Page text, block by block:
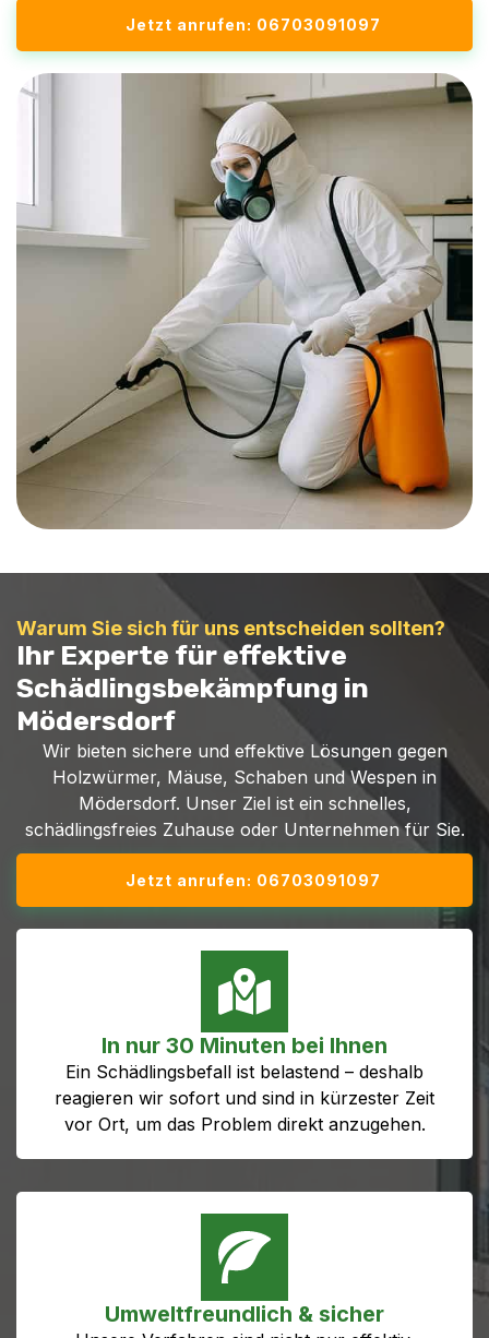
Jetzt anrufen: 06703091097
Warum Sie sich für uns entscheiden sollten?
Ihr Experte für effektive
Schädlingsbekämpfung in
Mödersdorf
Wir bieten sichere und effektive Lösungen gegen
Holzwürmer, Mäuse, Schaben und Wespen in
Mödersdorf. Unser Ziel ist ein schnelles,
schädlingsfreies Zuhause oder Unternehmen für Sie.
Jetzt anrufen: 06703091097
In nur 30 Minuten bei Ihnen
Ein Schädlingsbefall ist belastend – deshalb
reagieren wir sofort und sind in kürzester Zeit
vor Ort, um das Problem direkt anzugehen.
Umweltfreundlich & sicher